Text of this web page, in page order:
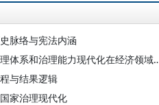
脉络与宪法内涵
乔晓楠：宏观经济治理：国家治
与结果逻辑
家治理现代化